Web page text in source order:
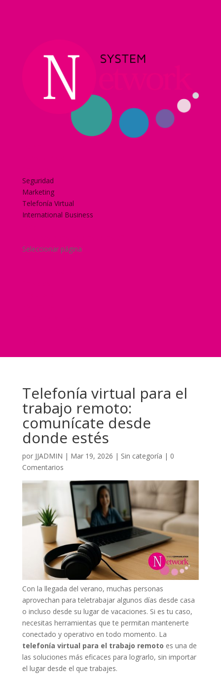
Seguridad
Marketing
Telefonía Virtual
International Business
Seleccionar página
Telefonía virtual para el
trabajo remoto:
comunícate desde
donde estés
por JJADMIN | Mar 19, 2026 | Sin categoría | 0
Comentarios
Con la llegada del verano, muchas personas
aprovechan para teletrabajar algunos días desde casa
o incluso desde su lugar de vacaciones. Si es tu caso,
necesitas herramientas que te permitan mantenerte
conectado y operativo en todo momento. La
telefonía virtual para el trabajo remoto es una de
las soluciones más eficaces para lograrlo, sin importar
el lugar desde el que trabajes.